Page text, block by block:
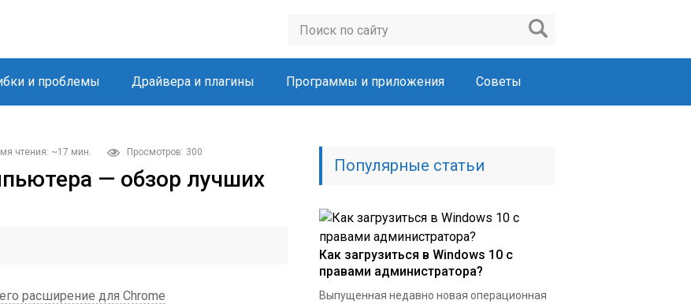
и проблемы Драйвера и плагины Программы и приложения Советы
чтения: ~17 мин. Просмотров: 300
— обзор лучших
расширение для Chrome
Популярные статьи
Как загрузиться в Windows 10 с
правами администратора?
Выпущенная недавно новая операционная